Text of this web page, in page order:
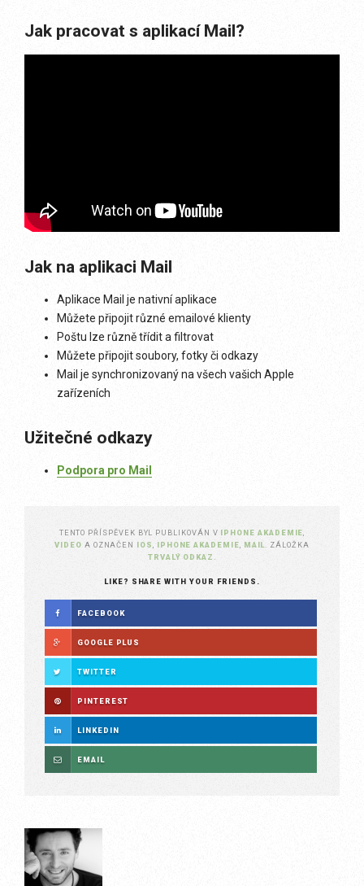
Jak pracovat s aplikací Mail?
Jak na aplikaci Mail
Aplikace Mail je nativní aplikace
Můžete připojit různé emailové klienty
Poštu lze různě třídit a filtrovat
Můžete připojit soubory, fotky či odkazy
Mail je synchronizovaný na všech vašich Apple
zařízeních
Užitečné odkazy
Podpora pro Mail
TENTO PŘÍSPĚVEK BYL PUBLIKOVÁN V IPHONE AKADEMIE
VIDEO A OZNAČEN IOS IPHONE AKADEMIE MAIL
. ZÁLOŽKA
TRVALÝ ODKAZ
LIKE? SHARE WITH YOUR FRIENDS.
FACEBOOK
GOOGLE PLUS
TWITTER
PINTEREST
LINKEDIN
EMAIL